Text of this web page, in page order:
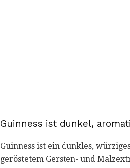
Guinness ist dunkel,
Guinness ist ein dunkles,
geröstetem Gersten- und